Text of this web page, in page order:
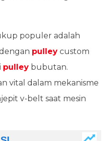
populer adalah
pulley custom
pulley bubutan.
vital dalam mekanisme
v-belt saat mesin